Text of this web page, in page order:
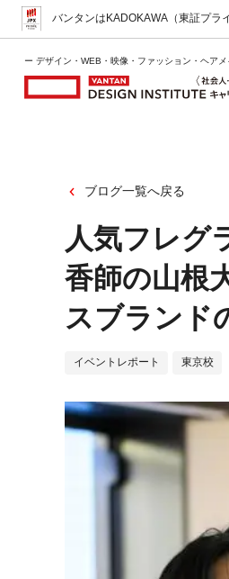
バンタンはKADOKAWA（東証プラ
ー デザイン・WEB・映像・ファッション・ヘア
ブログ一覧へ戻る
人気フレ
香師の山根
スブランド
イベントレポート 東京校